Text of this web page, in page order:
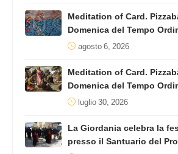
Meditation of Card.
Domenica del Tempo
agosto 6, 2026
Meditation of Card.
Domenica del Tempo
luglio 30, 2026
La Giordania celebra la
presso il Santuario del